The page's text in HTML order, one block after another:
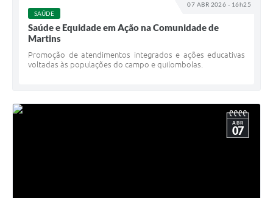
07 ABR 2026 - 16h25
SAÚDE
Saúde e Equidade em Ação na Comunidade de
Martins
Promoção de atendimentos integrados e ações educativas
voltadas às populações do campo e quilombolas.
ABR
07